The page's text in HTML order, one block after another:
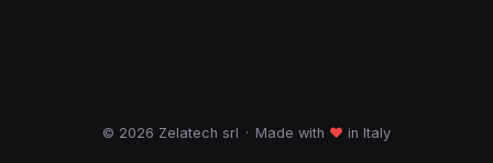
© 2026 Zelatech srl · Made with ♥ in Italy